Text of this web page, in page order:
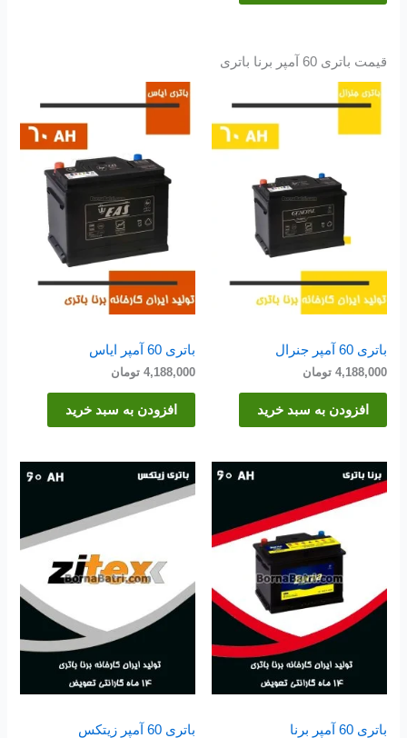
قیمت باتری 60 آمپر برنا باتری
باتری 60 آمپر جنرال
4,188,000 تومان
افزودن به سبد خرید
باتری 60 آمپر ایاس
4,188,000 تومان
افزودن به سبد خرید
باتری 60 آمپر برنا باتری 60 آمپر زیتکس